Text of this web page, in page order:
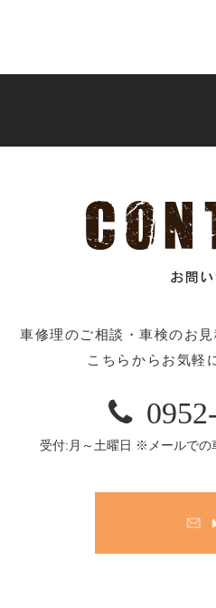
車修理のご相談・車検のお
こちらからお気軽

受付:月～土曜日 ※メールでの